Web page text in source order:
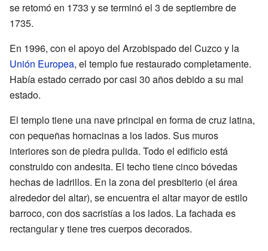
se retomó en 1733 y se terminó el 3 de septiembre de
1735.
En 1996, con el apoyo del Arzobispado del Cuzco y la
Unión Europea, el templo fue restaurado completamente.
Había estado cerrado por casi 30 años debido a su mal
estado.
El templo tiene una nave principal en forma de cruz latina,
con pequeñas hornacinas a los lados. Sus muros
interiores son de piedra pulida. Todo el edificio está
construido con andesita. El techo tiene cinco bóvedas
hechas de ladrillos. En la zona del presbiterio (el área
alrededor del altar), se encuentra el altar mayor de estilo
barroco, con dos sacristías a los lados. La fachada es
rectangular y tiene tres cuerpos decorados.